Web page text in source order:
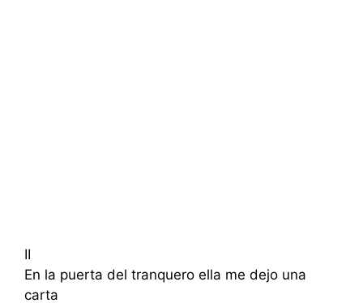
II
En la puerta del tranquero ella me dejo una
carta